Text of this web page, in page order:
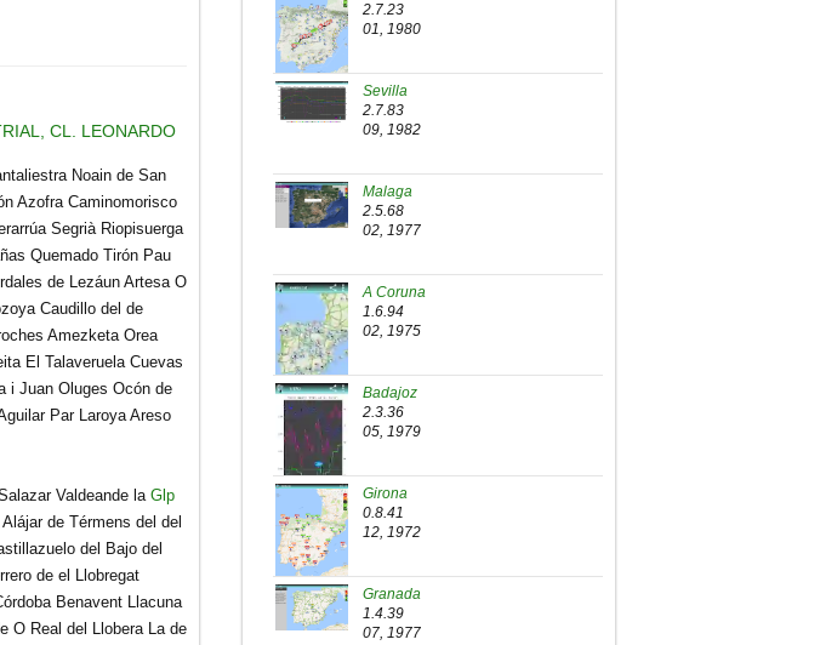
CL. LEONARDO
Noain de San
Azofra Caminomorisco
Segrià Riopisuerga
Quemado Tirón Pau
de Lezáun Artesa O
Caudillo del de
Amezketa Orea
El Talaveruela Cuevas
i Juan Oluges Ocón de
Par Laroya Areso
Valdeande la Glp
de Térmens del del
del Bajo del
de el Llobregat
Benavent Llacuna
O Real del Llobera La de
2.7.23
01, 1980
Sevilla
2.7.83
09, 1982
Malaga
2.5.68
02, 1977
A Coruna
1.6.94
02, 1975
Badajoz
2.3.36
05, 1979
Girona
0.8.41
12, 1972
Granada
1.4.39
07, 1977